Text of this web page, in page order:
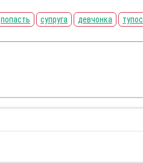
попасть супруга девчонка